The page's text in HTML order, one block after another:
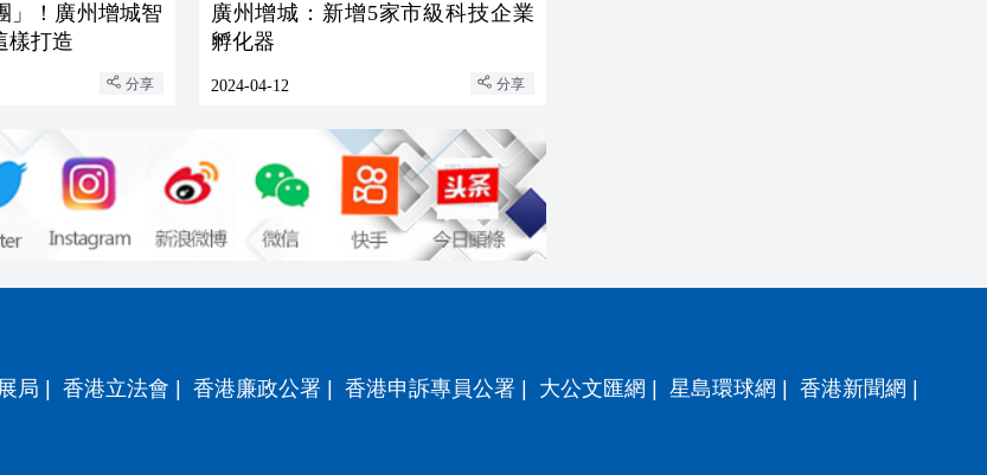
」！廣州增城智
樣打造
分享
廣州增城：新增5家市級科技企業
孵化器
2024-04-12 分享
局 香港立法會 香港廉政公署 香港申訴專員公署 大公文匯網 星島環球網 香港新聞網